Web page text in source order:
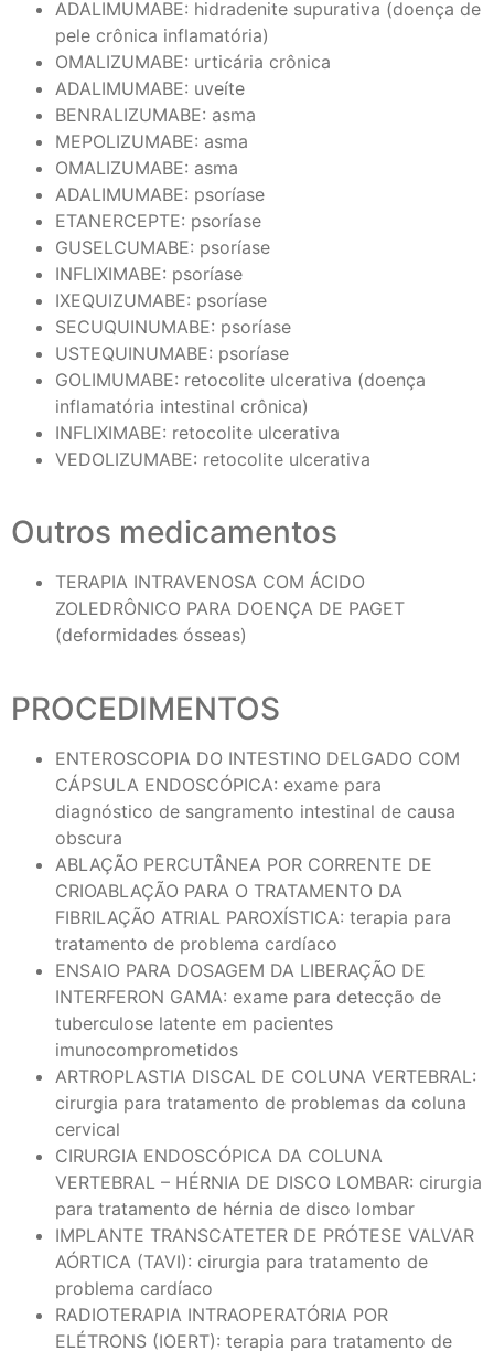
ADALIMUMABE: hidradenite supurativa (doença de
pele crônica inflamatória)
OMALIZUMABE: urticária crônica
ADALIMUMABE: uveíte
BENRALIZUMABE: asma
MEPOLIZUMABE: asma
OMALIZUMABE: asma
ADALIMUMABE: psoríase
ETANERCEPTE: psoríase
GUSELCUMABE: psoríase
INFLIXIMABE: psoríase
IXEQUIZUMABE: psoríase
SECUQUINUMABE: psoríase
USTEQUINUMABE: psoríase
GOLIMUMABE: retocolite ulcerativa (doença
inflamatória intestinal crônica)
INFLIXIMABE: retocolite ulcerativa
VEDOLIZUMABE: retocolite ulcerativa
Outros medicamentos
TERAPIA INTRAVENOSA COM ÁCIDO
ZOLEDRÔNICO PARA DOENÇA DE PAGET
(deformidades ósseas)
PROCEDIMENTOS
ENTEROSCOPIA DO INTESTINO DELGADO COM
CÁPSULA ENDOSCÓPICA: exame para
diagnóstico de sangramento intestinal de causa
obscura
ABLAÇÃO PERCUTÂNEA POR CORRENTE DE
CRIOABLAÇÃO PARA O TRATAMENTO DA
FIBRILAÇÃO ATRIAL PAROXÍSTICA: terapia para
tratamento de problema cardíaco
ENSAIO PARA DOSAGEM DA LIBERAÇÃO DE
INTERFERON GAMA: exame para detecção de
tuberculose latente em pacientes
imunocomprometidos
ARTROPLASTIA DISCAL DE COLUNA VERTEBRAL:
cirurgia para tratamento de problemas da coluna
cervical
CIRURGIA ENDOSCÓPICA DA COLUNA
VERTEBRAL – HÉRNIA DE DISCO LOMBAR: cirurgia
para tratamento de hérnia de disco lombar
IMPLANTE TRANSCATETER DE PRÓTESE VALVAR
AÓRTICA (TAVI): cirurgia para tratamento de
problema cardíaco
RADIOTERAPIA INTRAOPERATÓRIA POR
ELÉTRONS (IOERT): terapia para tratamento de